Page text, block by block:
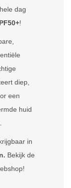
dag
!
diep,
een
huid
in
Bekijk de